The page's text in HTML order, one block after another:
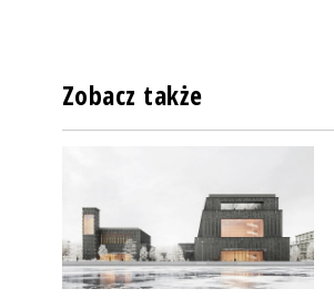
Zobacz także